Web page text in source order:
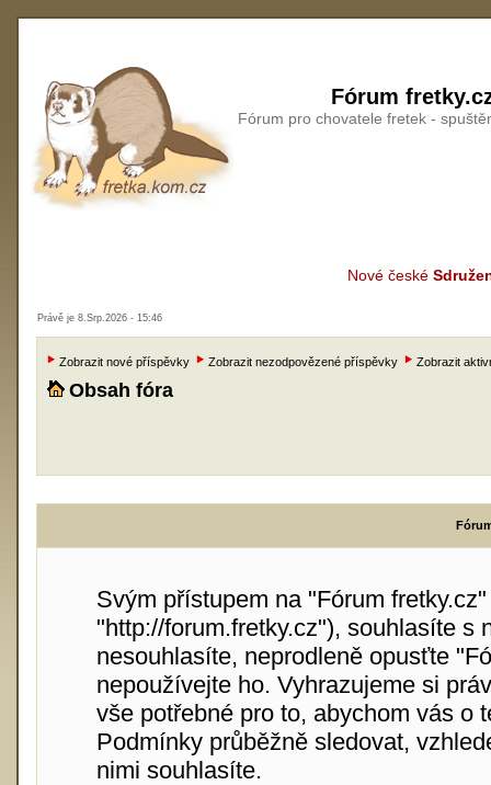
Fórum
Fórum pro chovatele fretek -
Nové české
Právě je 8.Srp.2026 - 15:46
Zobrazit nové příspěvky Zobrazit nezodpovězené příspěvky Zobrazit
Obsah fóra
Svým přístupem na "Fórum
"http://forum.fretky.cz"), souhlasíte s
nesouhlasíte, neprodleně opusťte
nepoužívejte ho. Vyhrazujeme si
vše potřebné pro to, abychom vás o
Podmínky průběžně sledovat,
nimi souhlasíte.